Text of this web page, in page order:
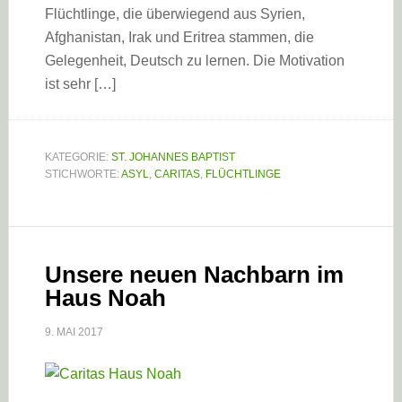
Flüchtlinge, die überwiegend aus Syrien,
Afghanistan, Irak und Eritrea stammen, die
Gelegenheit, Deutsch zu lernen. Die Motivation
ist sehr […]
KATEGORIE: ST. JOHANNES BAPTIST
STICHWORTE:ASYL, CARITAS, FLÜCHTLINGE
Unsere neuen Nachbarn im
Haus Noah
9. MAI 2017